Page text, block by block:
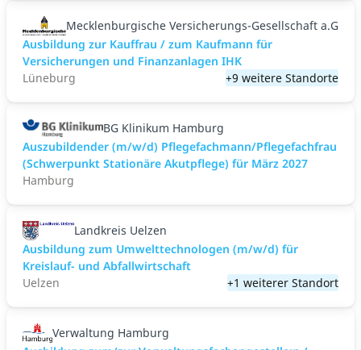
Mecklenburgische Versicherungs-Gesellschaft a.G
Ausbildung zur Kauffrau / zum Kaufmann für
Versicherungen und Finanzanlagen IHK
Lüneburg
+9 weitere Standorte
BG Klinikum Hamburg
Auszubildender (m/w/d) Pflegefachmann/Pflegefachfrau
(Schwerpunkt Stationäre Akutpflege) für März 2027
Hamburg
Landkreis Uelzen
Ausbildung zum Umwelttechnologen (m/w/d) für
Kreislauf- und Abfallwirtschaft
Uelzen
+1 weiterer Standort
Verwaltung Hamburg